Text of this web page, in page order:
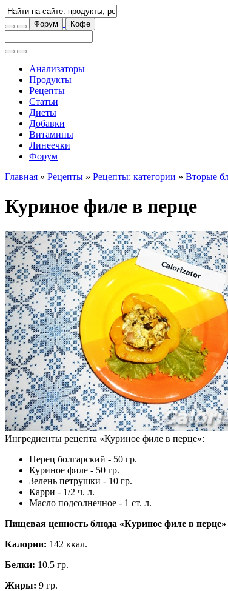
Форум Кофе
Анализаторы
Продукты
Рецепты
Статьи
Диеты
Добавки
Витамины
Линеечки
Форум
Главная » Рецепты » Рецепты: категории » Вторые
Куриное филе в перце
Ингредиенты рецепта «Куриное филе в перце»:
Перец болгарский - 50 гр.
Куриное филе - 50 гр.
Зелень петрушки - 10 гр.
Карри - 1/2 ч. л.
Масло подсолнечное - 1 ст. л.
Пищевая ценность блюда «Куриное филе в перце»
Калории: 142 ккал.
Белки: 10.5 гр.
Жиры: 9 гр.